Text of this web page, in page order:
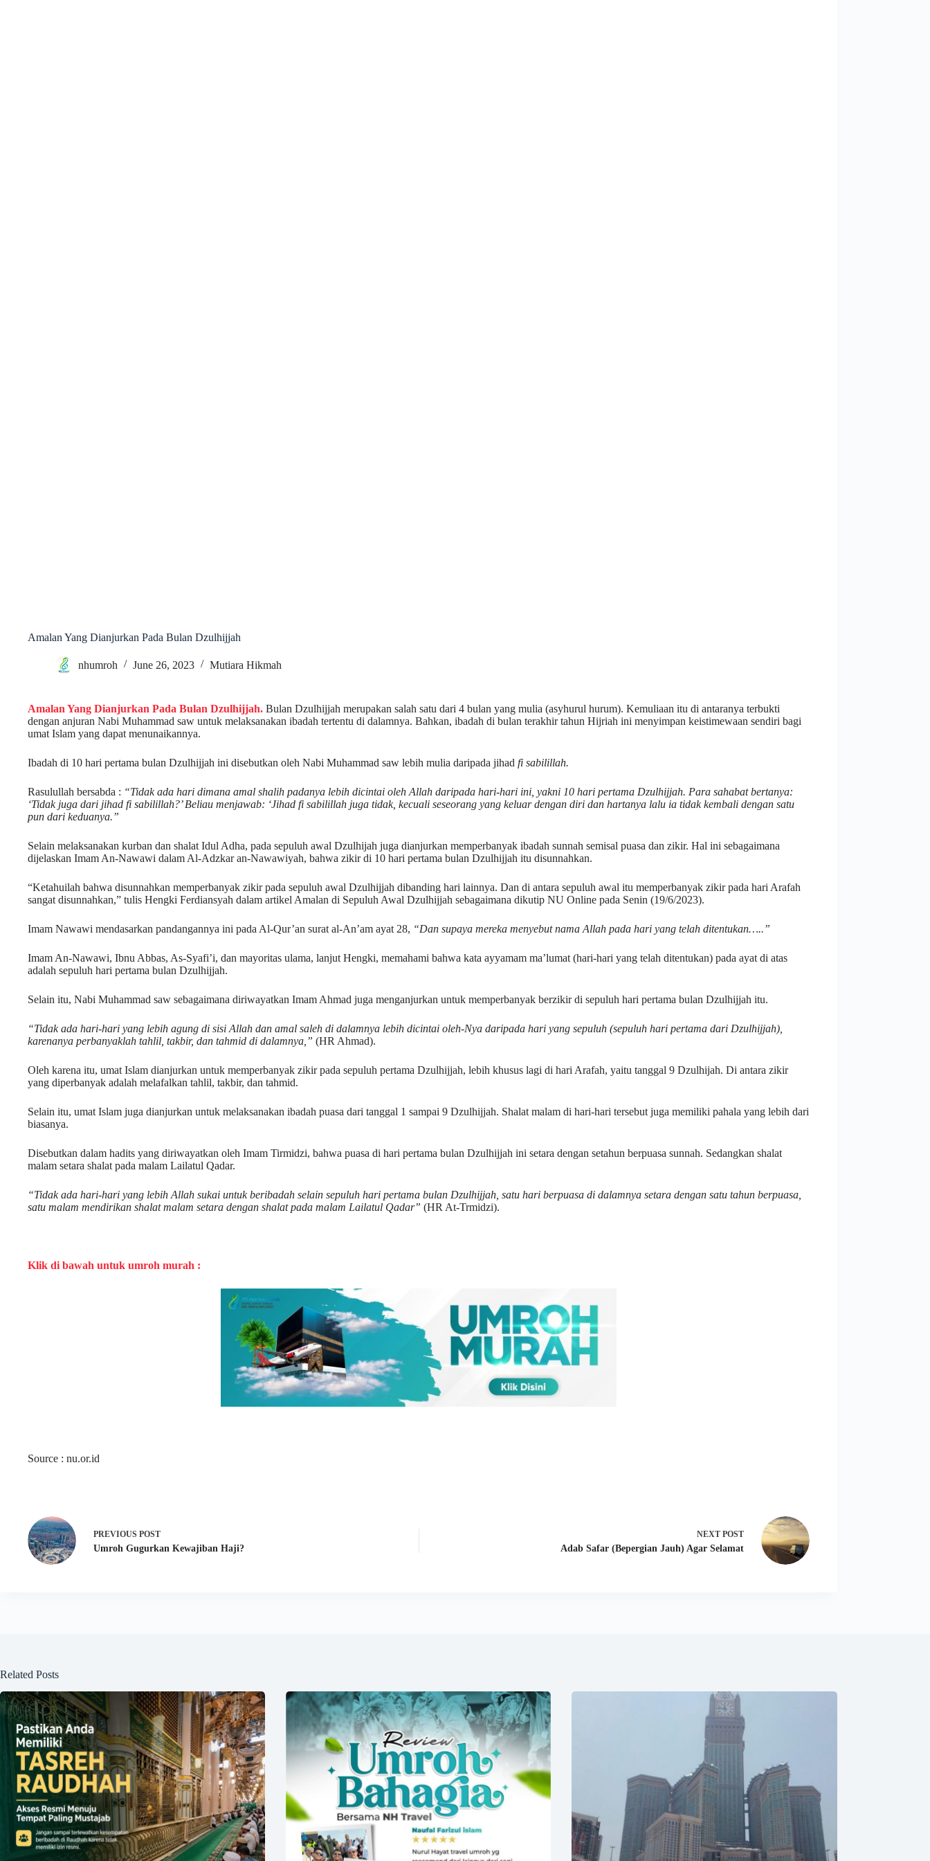
Amalan Yang Dianjurkan Pada Bulan Dzulhijjah
nhumroh June 26, 2023 Mutiara Hikmah
Amalan Yang Dianjurkan Pada Bulan Dzulhijjah. Bulan Dzulhijjah merupakan salah satu dari 4 bulan yang mulia (asyhurul hurum). Kemuliaan itu di antaranya terbukti
dengan anjuran Nabi Muhammad saw untuk melaksanakan ibadah tertentu di dalamnya. Bahkan, ibadah di bulan terakhir tahun Hijriah ini menyimpan keistimewaan sendiri bagi
umat Islam yang dapat menunaikannya.
Ibadah di 10 hari pertama bulan Dzulhijjah ini disebutkan oleh Nabi Muhammad saw lebih mulia daripada jihad fi sabilillah.
Rasulullah bersabda : “Tidak ada hari dimana amal shalih padanya lebih dicintai oleh Allah daripada hari-hari ini, yakni 10 hari pertama Dzulhijjah. Para sahabat bertanya:
‘Tidak juga dari jihad fi sabilillah?’ Beliau menjawab: ‘Jihad fi sabilillah juga tidak, kecuali seseorang yang keluar dengan diri dan hartanya lalu ia tidak kembali dengan satu
pun dari keduanya.”
Selain melaksanakan kurban dan shalat Idul Adha, pada sepuluh awal Dzulhijah juga dianjurkan memperbanyak ibadah sunnah semisal puasa dan zikir. Hal ini sebagaimana
dijelaskan Imam An-Nawawi dalam Al-Adzkar an-Nawawiyah, bahwa zikir di 10 hari pertama bulan Dzulhijjah itu disunnahkan.
“Ketahuilah bahwa disunnahkan memperbanyak zikir pada sepuluh awal Dzulhijjah dibanding hari lainnya. Dan di antara sepuluh awal itu memperbanyak zikir pada hari Arafah
sangat disunnahkan,” tulis Hengki Ferdiansyah dalam artikel Amalan di Sepuluh Awal Dzulhijjah sebagaimana dikutip NU Online pada Senin (19/6/2023).
Imam Nawawi mendasarkan pandangannya ini pada Al-Qur’an surat al-An’am ayat 28, “Dan supaya mereka menyebut nama Allah pada hari yang telah ditentukan…..”
Imam An-Nawawi, Ibnu Abbas, As-Syafi’i, dan mayoritas ulama, lanjut Hengki, memahami bahwa kata ayyamam ma’lumat (hari-hari yang telah ditentukan) pada ayat di atas
adalah sepuluh hari pertama bulan Dzulhijjah.
Selain itu, Nabi Muhammad saw sebagaimana diriwayatkan Imam Ahmad juga menganjurkan untuk memperbanyak berzikir di sepuluh hari pertama bulan Dzulhijjah itu.
“Tidak ada hari-hari yang lebih agung di sisi Allah dan amal saleh di dalamnya lebih dicintai oleh-Nya daripada hari yang sepuluh (sepuluh hari pertama dari Dzulhijjah),
karenanya perbanyaklah tahlil, takbir, dan tahmid di dalamnya,” (HR Ahmad).
Oleh karena itu, umat Islam dianjurkan untuk memperbanyak zikir pada sepuluh pertama Dzulhijjah, lebih khusus lagi di hari Arafah, yaitu tanggal 9 Dzulhijah. Di antara zikir
yang diperbanyak adalah melafalkan tahlil, takbir, dan tahmid.
Selain itu, umat Islam juga dianjurkan untuk melaksanakan ibadah puasa dari tanggal 1 sampai 9 Dzulhijjah. Shalat malam di hari-hari tersebut juga memiliki pahala yang lebih dari
biasanya.
Disebutkan dalam hadits yang diriwayatkan oleh Imam Tirmidzi, bahwa puasa di hari pertama bulan Dzulhijjah ini setara dengan setahun berpuasa sunnah. Sedangkan shalat
malam setara shalat pada malam Lailatul Qadar.
“Tidak ada hari-hari yang lebih Allah sukai untuk beribadah selain sepuluh hari pertama bulan Dzulhijjah, satu hari berpuasa di dalamnya setara dengan satu tahun berpuasa,
satu malam mendirikan shalat malam setara dengan shalat pada malam Lailatul Qadar” (HR At-Trmidzi).
Klik di bawah untuk umroh murah :
Source : nu.or.id
PREVIOUS POST
Umroh Gugurkan Kewajiban Haji?
NEXT POST
Adab Safar (Bepergian Jauh) Agar Selamat
Related Posts